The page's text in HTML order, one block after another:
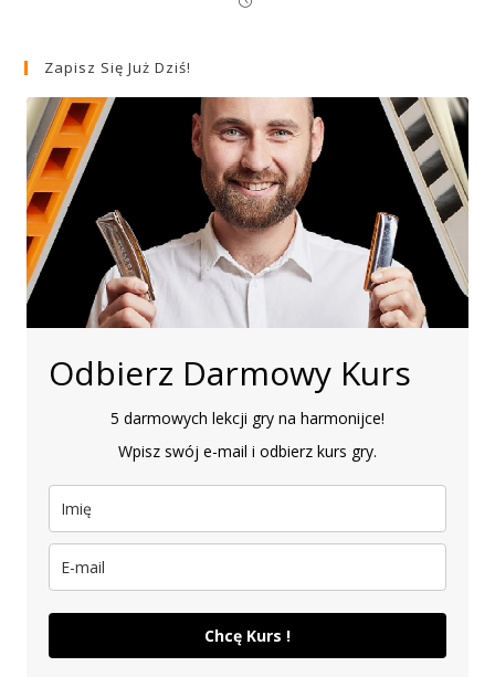
Zapisz Się Już Dziś!
Odbierz Darmowy Kurs
5 darmowych lekcji gry na harmonijce!
Wpisz swój e-mail i odbierz kurs gry.
Chcę Kurs !